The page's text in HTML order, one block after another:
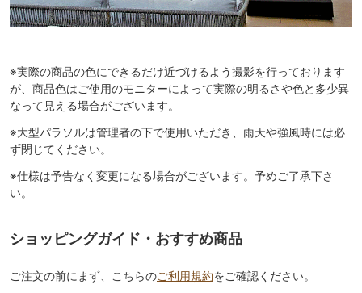
※実際の商品の色にできるだけ近づけるよう撮影を行っております
が、商品色はご使用のモニターによって実際の明るさや色と多少異
なって見える場合がございます。
※大型パラソルは管理者の下で使用いただき、雨天や強風時には必
ず閉じてください。
※仕様は予告なく変更になる場合がございます。予めご了承下さ
い。
ショッピングガイド・おすすめ商品
ご注文の前にまず、こちらのご利用規約をご確認ください。